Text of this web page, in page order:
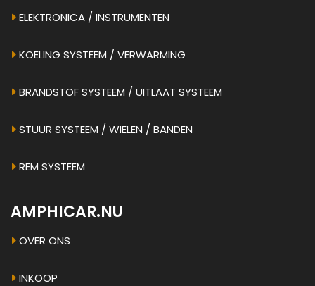
ELEKTRONICA / INSTRUMENTEN
KOELING SYSTEEM / VERWARMING
BRANDSTOF SYSTEEM / UITLAAT SYSTEEM
STUUR SYSTEEM / WIELEN / BANDEN
REM SYSTEEM
AMPHICAR.NU
OVER ONS
INKOOP